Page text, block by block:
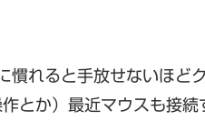
慣れると手放せないほど
とか）最近マウスも接続